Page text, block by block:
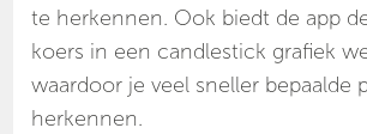
te herkennen. Ook biedt de app
koers in een candlestick grafiek
waardoor je veel sneller bepaalde
herkennen.